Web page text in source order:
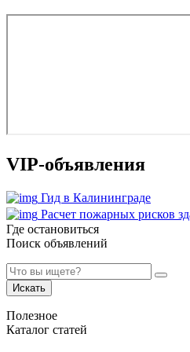
VIP-объявления
Гид в Калининграде
Расчет пожарных рисков
Где остановиться
Поиск объявлений
Искать
Полезное
Каталог статей